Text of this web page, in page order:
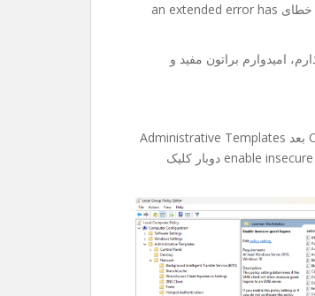
امروز میخواستم به یکی از فولدر های share تو شبکم دسترسی پیدا کنم که با خطای an extended error has
امیدوارم براتون مفید و
۱-اول edit group policy رو باز میکنین، بعد میرین Computer Configuration بعد Administrative Templates
و Network و در انتها Lanman Workstation و از داخلش روی enable insecure guest logon دوبار کلیک